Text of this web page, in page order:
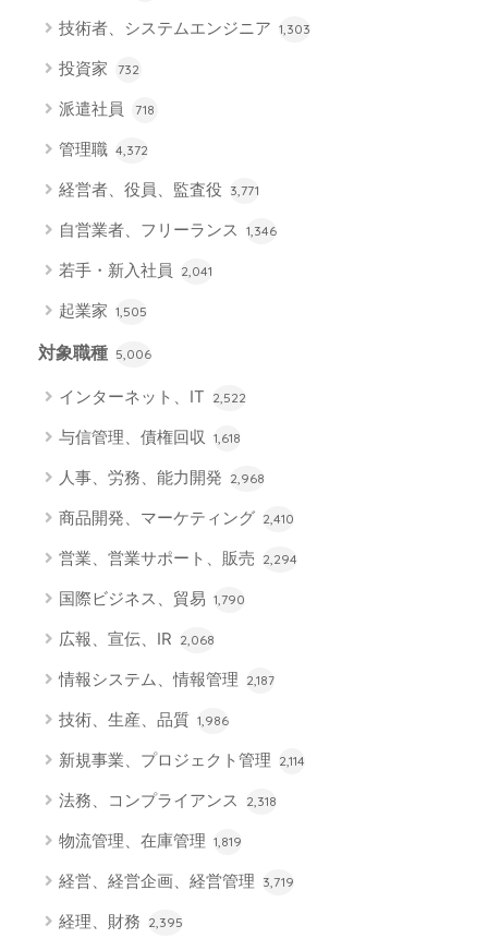
技術者、システムエンジニア 1,303
投資家 732
派遣社員 718
管理職 4,372
経営者、役員、監査役 3,771
自営業者、フリーランス 1,346
若手・新入社員 2,041
起業家 1,505
対象職種 5,006
インターネット、IT 2,522
与信管理、債権回収 1,618
人事、労務、能力開発 2,968
商品開発、マーケティング 2,410
営業、営業サポート、販売 2,294
国際ビジネス、貿易 1,790
広報、宣伝、IR 2,068
情報システム、情報管理 2,187
技術、生産、品質 1,986
新規事業、プロジェクト管理 2,114
法務、コンプライアンス 2,318
物流管理、在庫管理 1,819
経営、経営企画、経営管理 3,719
経理、財務 2,395